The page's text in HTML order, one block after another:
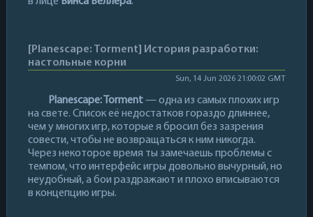
[Planescape: Torment] История разработки:
настольные корни
Sun, 14 Jun 2026 21:00:02 GMT
Planescape: Torment— одна из самых плохих игр
на свете. Список её недостатков гораздо длиннее,
чем у многих игр, которые я бросил без зазрения
совести, чтобы не возвращаться к ним никогда.
Через некоторое время ты замечаешь проблемы с
темпом, что интерфейс игры довольно вычурный, но
неудобный, а бои раздражают и плохо вписываются
в концепцию игры.